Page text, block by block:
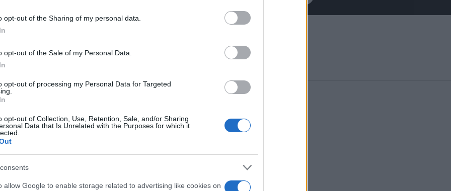
opt-out of the Sharing of my personal data.
opt-out of the Sale of my Personal Data.
opt-out of processing my Personal Data for Targeted
opt-out of Collection, Use, Retention, Sale, and/or Sharing
Data that Is Unrelated with the Purposes for which it
allow Google to enable storage related to advertising like cookies on